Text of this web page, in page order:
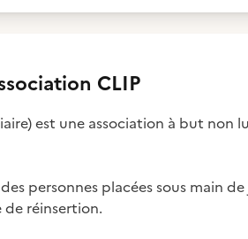
CLIP
est une association à but non
personnes placées sous main de
réinsertion.